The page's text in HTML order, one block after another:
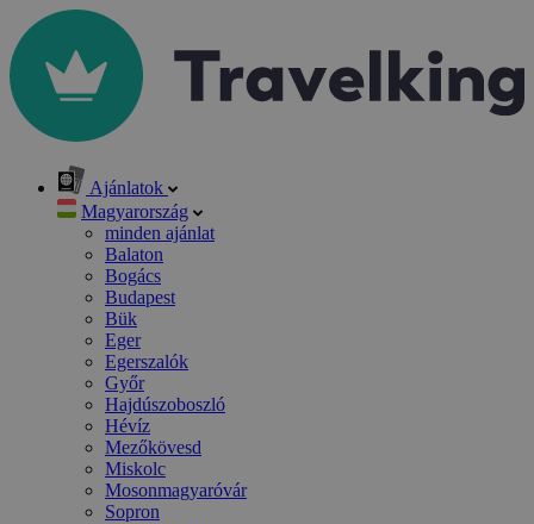
Ajánlatok
Magyarország
minden ajánlat
Balaton
Bogács
Budapest
Bük
Eger
Egerszalók
Győr
Hajdúszoboszló
Hévíz
Mezőkövesd
Miskolc
Mosonmagyaróvár
Sopron